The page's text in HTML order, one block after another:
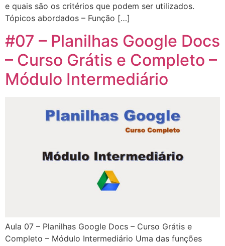
e quais são os critérios que podem ser utilizados.
Tópicos abordados – Função […]
#07 – Planilhas Google Docs
– Curso Grátis e Completo –
Módulo Intermediário
Aula 07 – Planilhas Google Docs – Curso Grátis e
Completo – Módulo Intermediário Uma das funções